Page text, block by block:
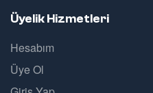
Üyelik Hizmetleri
Hesabım
Üye Ol